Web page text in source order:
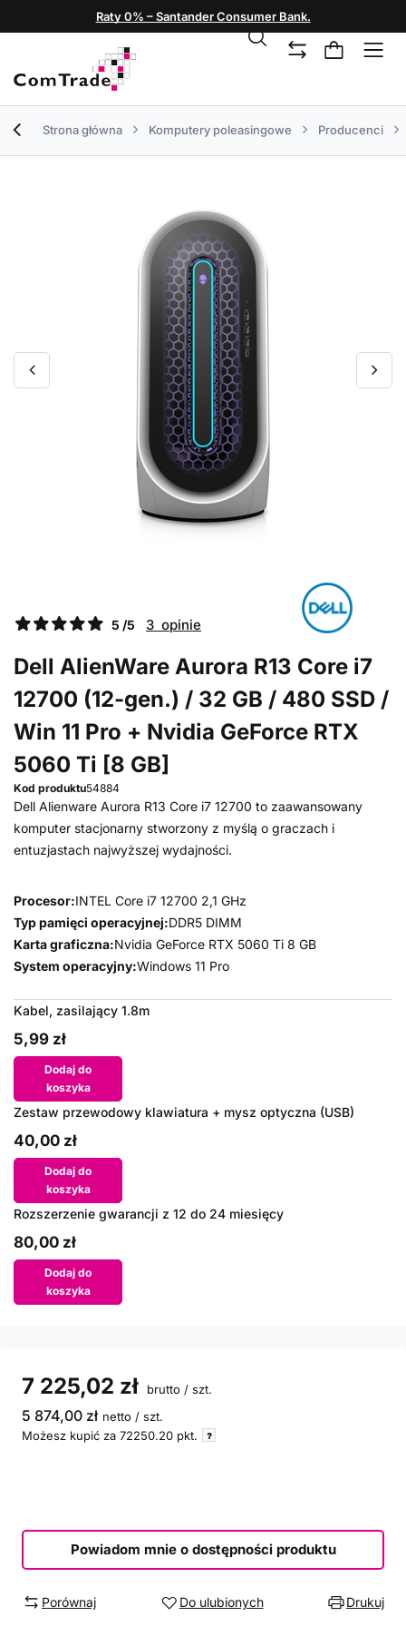
Raty 0% – Santander Consumer Bank.
Strona główna Komputery poleasingowe Producenci
5 /5 3 opinie
Dell AlienWare Aurora R13 Core i7
12700 (12-gen.) / 32 GB / 480 SSD /
Win 11 Pro + Nvidia GeForce RTX
5060 Ti [8 GB]
Kod produktu54884
Dell Alienware Aurora R13 Core i7 12700 to zaawansowany
komputer stacjonarny stworzony z myślą o graczach i
entuzjastach najwyższej wydajności.
Procesor:INTEL Core i7 12700 2,1 GHz
Typ pamięci operacyjnej:DDR5 DIMM
Karta graficzna:Nvidia GeForce RTX 5060 Ti 8 GB
System operacyjny:Windows 11 Pro
Kabel, zasilający 1.8m
5,99 zł
Dodaj do
koszyka
Zestaw przewodowy klawiatura + mysz optyczna (USB)
40,00 zł
Dodaj do
koszyka
Rozszerzenie gwarancji z 12 do 24 miesięcy
80,00 zł
Dodaj do
koszyka
7 225,02 zł brutto / szt.
5 874,00 zł netto / szt.
Możesz kupić za 72250.20 pkt.
Powiadom mnie o dostępności produktu
Porównaj Do ulubionych Drukuj